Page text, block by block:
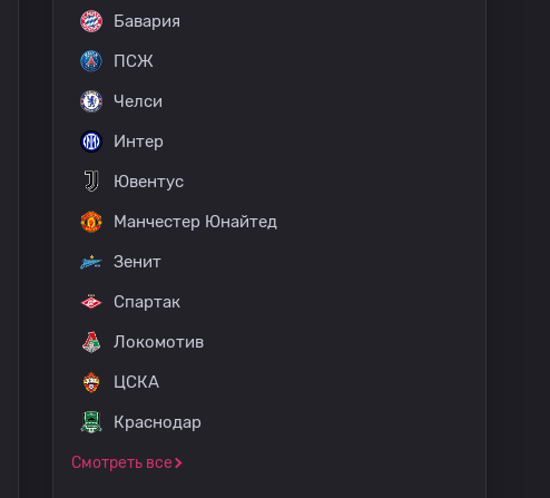
Бавария
ПСЖ
Челси
Интер
Ювентус
Манчестер Юнайтед
Зенит
Спартак
Локомотив
ЦСКА
Краснодар
Смотреть все